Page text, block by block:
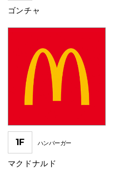
ゴンチャ
1F ハンバーガー
マクドナルド